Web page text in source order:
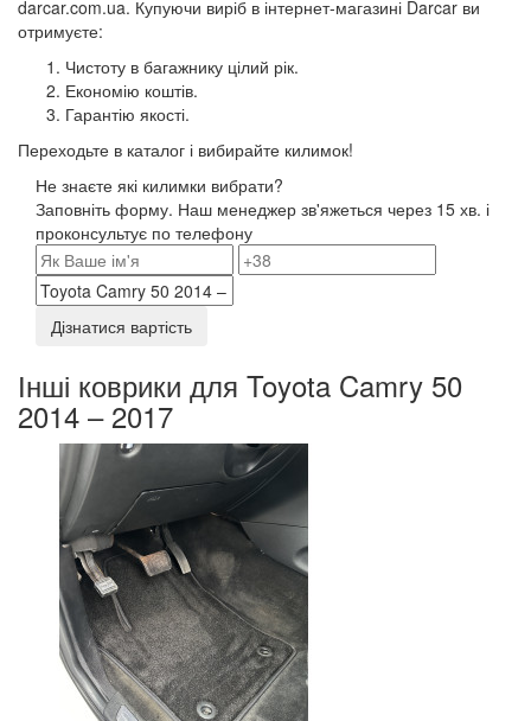
darcar.com.ua. Купуючи виріб в інтернет-магазині Darcar ви
отримуєте:
Чистоту в багажнику цілий рік.
Економію коштів.
Гарантію якості.
Переходьте в каталог і вибирайте килимок!
Не знаєте які килимки вибрати?
Заповніть форму. Наш менеджер зв'яжеться через 15 хв. і
проконсультує по телефону
Дізнатися вартість
Інші коврики для Toyota Camry 50
2014 – 2017